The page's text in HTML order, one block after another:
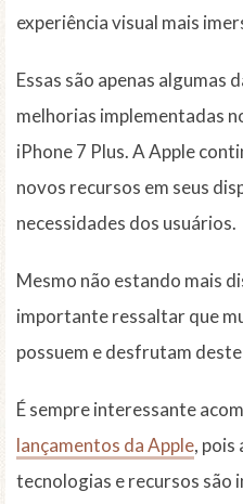
experiência visual mais
Essas são apenas algumas
melhorias implementadas
iPhone 7 Plus. A Apple
novos recursos em seus
necessidades dos usuários.
Mesmo não estando mais
importante ressaltar que
possuem e desfrutam
É sempre interessante
lançamentos da Apple, pois
tecnologias e recursos